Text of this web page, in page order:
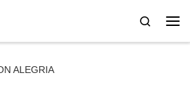
Search
ALEGRIA